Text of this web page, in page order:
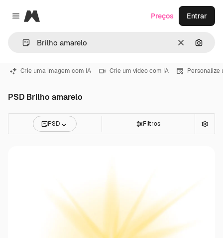
Close menu
Magnific
Limpar
Preços Entrar
Crie uma imagem com IA Crie um vídeo com IA Personalize
PSD Brilho amarelo
PSD Filtros